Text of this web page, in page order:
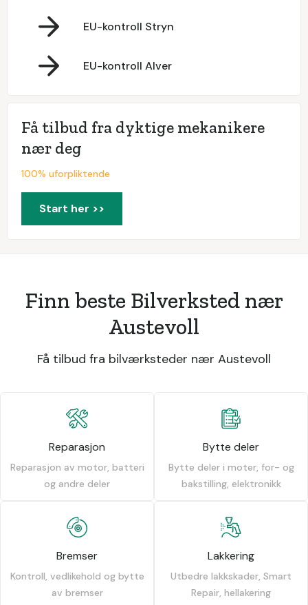
EU-kontroll Stryn
EU-kontroll Alver
Få tilbud fra dyktige mekanikere
nær deg
100% uforpliktende
Start her >>
Finn beste Bilverksted nær
Austevoll
Få tilbud fra bilværksteder nær Austevoll
Reparasjon
Reparasjon av motor, batteri
og andre deler
Bytte deler
Bytte deler i moter, for- og
bakstilling, elektronikk
Bremser
Kontroll, vedlikehold og bytte
av bremser
Lakkering
Utbedre lakkskader, Smart
Repair, hellakering